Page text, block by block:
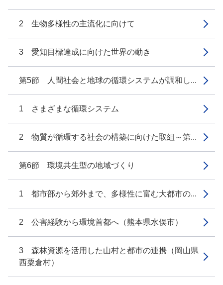
2 生物多様性の主流化に向けて
3 愛知目標達成に向けた世界の動き
第5節 人間社会と地球の循環システムが調和し...
1 さまざまな循環システム
2 物質が循環する社会の構築に向けた取組～第...
第6節 環境共生型の地域づくり
1 都市部から郊外まで、多様性に富む大都市の...
2 公害経験から環境首都へ（熊本県水俣市）
3 森林資源を活用した山村と都市の連携（岡山県
西粟倉村）